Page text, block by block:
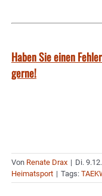
Haben Sie einen
gerne!
Von Renate Drax | Di.
Heimatsport | Tags: